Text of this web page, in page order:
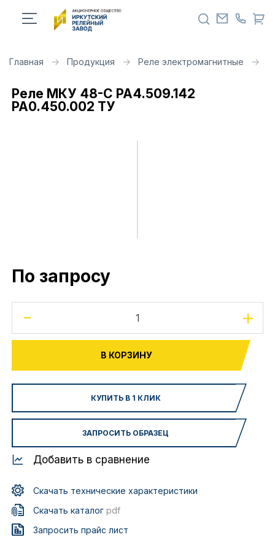
Главная Продукция Реле электромагнитные
Реле МКУ 48-С РА4.509.142
РА0.450.002 ТУ
По запросу
- +
В КОРЗИНУ
КУПИТЬ В 1 КЛИК
ЗАПРОСИТЬ ОБРАЗЕЦ
Добавить в сравнение
Скачать технические характеристики
Скачать каталогpdf
Запросить прайс лист